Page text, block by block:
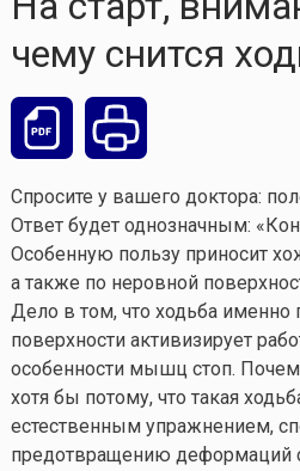
чему снится
Спросите у вашего доктора:
Ответ будет однозначным:
Особенную пользу приносит
а также по неровной
Дело в том, что ходьба именно
поверхности активизирует
особенности мышц стоп.
хотя бы потому, что такая
естественным упражнением,
предотвращению деформаций